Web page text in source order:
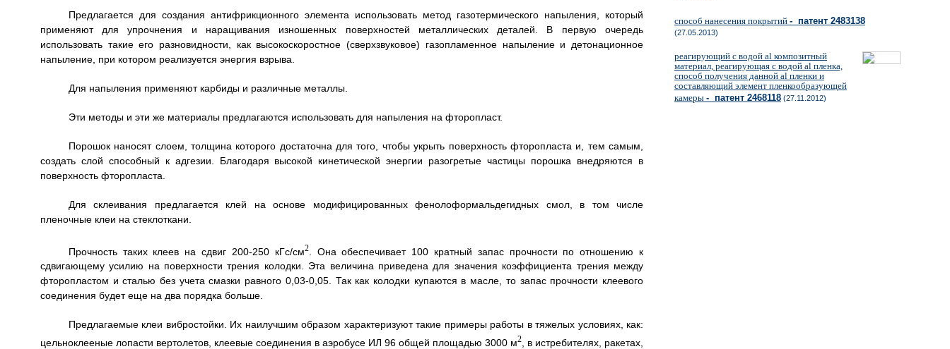
Предлагается для создания антифрикционного элемента использовать метод газотермического напыления, который
применяют для упрочнения и наращивания изношенных поверхностей металлических деталей. В первую очередь
использовать такие его разновидности, как высокоскоростное (сверхзвуковое) газопламенное напыление и детонационное
напыление, при котором реализуется энергия взрыва.
Для напыления применяют карбиды и различные металлы.
Эти методы и эти же материалы предлагаются использовать для напыления на фторопласт.
Порошок наносят слоем, толщина которого достаточна для того, чтобы укрыть поверхность фторопласта и, тем самым,
создать слой способный к адгезии. Благодаря высокой кинетической энергии разогретые частицы порошка внедряются в
поверхность фторопласта.
Для склеивания предлагается клей на основе модифицированных фенолоформальдегидных смол, в том числе
пленочные клеи на стеклоткани.
Прочность таких клеев на сдвиг 200-250 кГс/см2. Она обеспечивает 100 кратный запас прочности по отношению к
сдвигающему усилию на поверхности трения колодки. Эта величина приведена для значения коэффициента трения между
фторопластом и сталью без учета смазки равного 0,03-0,05. Так как колодки купаются в масле, то запас прочности клеевого
соединения будет еще на два порядка больше.
Предлагаемые клеи вибростойки. Их наилучшим образом характеризуют такие примеры работы в тяжелых условиях, как:
цельноклееные лопасти вертолетов, клеевые соединения в аэробусе ИЛ 96 общей площадью 3000 м2
, в истребителях, ракетах,
способ нанесения покрытий - патент 2483138
(27.05.2013)
реагирующий с водой al композитный
материал, реагирующая с водой al пленка,
способ получения данной al пленки и
составляющий элемент пленкообразующей
камеры - патент 2468118 (27.11.2012)